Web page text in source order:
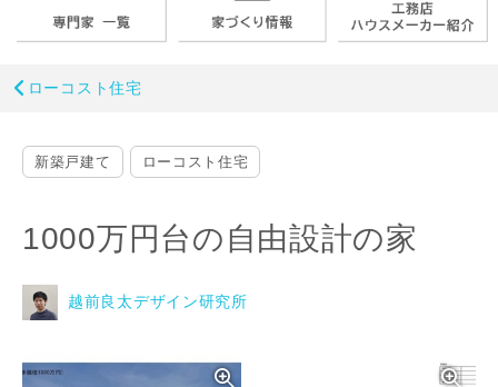
ローコスト住宅
新築戸建て ローコスト住宅
1000万円台の自由設計の家
越前良太デザイン研究所